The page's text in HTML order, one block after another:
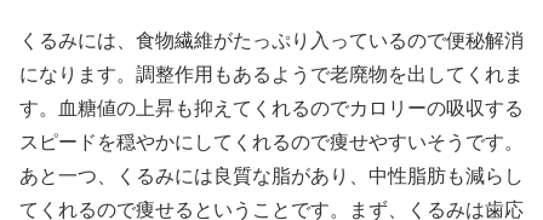
くるみには、食物繊維がたっぷり入っているので便秘解消
になります。調整作用もあるようで老廃物を出してくれま
す。血糖値の上昇も抑えてくれるのでカロリーの吸収する
スピードを穏やかにしてくれるので痩せやすいそうです。
あと一つ、くるみには良質な脂があり、中性脂肪も減らし
てくれるので痩せるということです。まず、くるみは歯応